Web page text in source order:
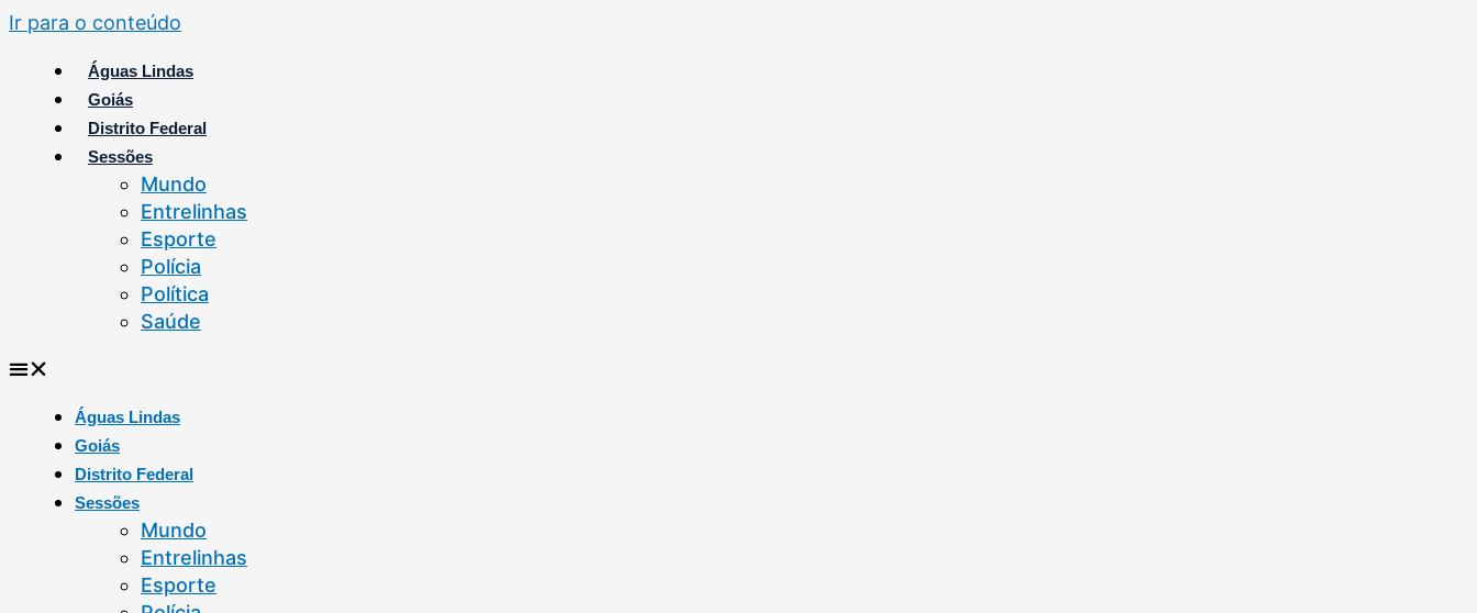
Ir para o conteúdo
Águas Lindas
Goiás
Distrito Federal
Sessões
Mundo
Entrelinhas
Esporte
Polícia
Política
Saúde
Águas Lindas
Goiás
Distrito Federal
Sessões
Mundo
Entrelinhas
Esporte